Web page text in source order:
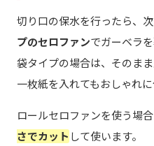
切り口の保水を行ったら、
プのセロファンでガーベラを
袋タイプの場合は、そのま
一枚紙を入れてもおしゃれに
ロールセロファンを使う場合
さでカット して使います。